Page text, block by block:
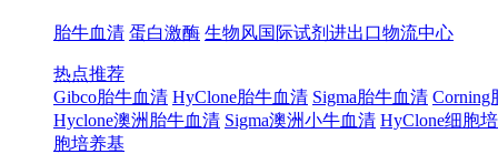
胎牛血清 蛋白激酶 生物风国际试剂进出口物流中心
热点推荐
Gibco胎牛血清 HyClone胎牛血清 Sigma胎牛血清 Corning
Hyclone澳洲胎牛血清 Sigma澳洲小牛血清 HyClone细胞
胞培养基